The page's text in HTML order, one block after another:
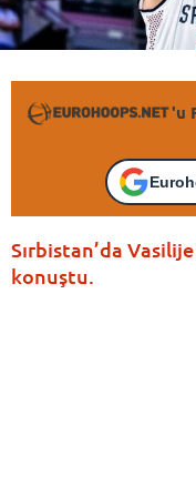
'u
Sırbistan’da
konuştu.